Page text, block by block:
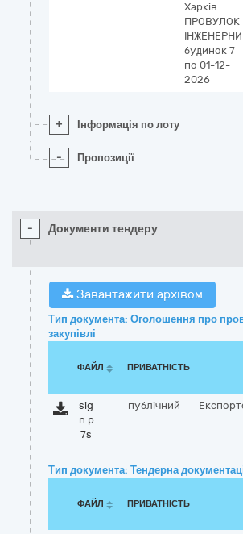
Харків
ПРОВУЛОК
будинок 7
по 01-12-
2026
+ Інформація по лоту
- Пропозиції
- Документи тендеру
Завантажити архівом
Тип документа: Оголошення про
закупівлі
ФАЙЛ ПРИВАТНІСТЬ
sig
n.p
7s
публічний
Тип документа: Тендерна
ФАЙЛ ПРИВАТНІСТЬ